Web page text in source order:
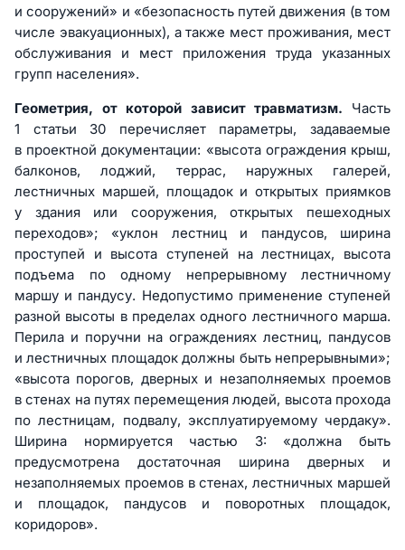
и сооружений» и «безопасность путей движения (в том
числе эвакуационных), а также мест проживания, мест
обслуживания и мест приложения труда указанных
групп населения».
Геометрия, от которой зависит травматизм. Часть
1 статьи 30 перечисляет параметры, задаваемые
в проектной документации: «высота ограждения крыш,
балконов, лоджий, террас, наружных галерей,
лестничных маршей, площадок и открытых приямков
у здания или сооружения, открытых пешеходных
переходов»; «уклон лестниц и пандусов, ширина
проступей и высота ступеней на лестницах, высота
подъема по одному непрерывному лестничному
маршу и пандусу. Недопустимо применение ступеней
разной высоты в пределах одного лестничного марша.
Перила и поручни на ограждениях лестниц, пандусов
и лестничных площадок должны быть непрерывными»;
«высота порогов, дверных и незаполняемых проемов
в стенах на путях перемещения людей, высота прохода
по лестницам, подвалу, эксплуатируемому чердаку».
Ширина нормируется частью 3: «должна быть
предусмотрена достаточная ширина дверных и
незаполняемых проемов в стенах, лестничных маршей
и площадок, пандусов и поворотных площадок,
коридоров».